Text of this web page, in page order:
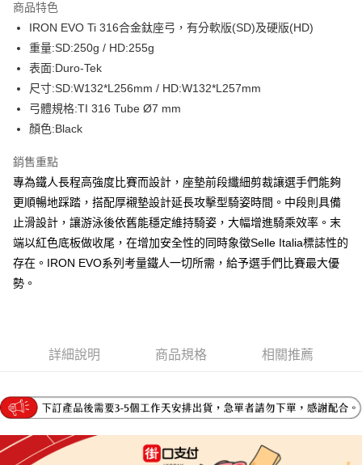
合作金庫商業銀行
華南商業銀行
彰化商業銀行
上海商業儲蓄銀行
國泰世華商業銀行
臺灣中小企業銀行
台中商業銀行
匯豐（台灣）商業銀行
聯邦商業銀行
元大商業銀行
台新國際商業銀行
台灣樂天信用卡公司
6 期 0 利率 每期
華南商業銀行
上海商業儲蓄銀行
國泰世華商業銀行
兆豐國際商業銀行
臺灣中小企業銀行
匯豐（台灣）商業銀行
元大商業銀行
玉山商業銀行
星展（台灣）商業銀行
台新國際商業銀行
台灣樂天信用卡公司
LINE Pay
Apple Pay
街口支付
悠遊付
Google Pay
大哥付你分期
相關說明
【大哥付你分期使用說明】
1.本服務由台灣大哥大提供，台灣大哥大用戶可立即使用無須另外申請。
2.付款方式選擇「大哥付你分期」，訂單成立後會自動跳轉到大哥付的交易
4.訂單成立30分鐘內，如未前往確認交易或遇審核未通過，訂單將自動取
消。如遇「轉專審核」未通過狀況，表示未達大哥付你分期系統評分，恕無
1.分期款項不併入電信帳單，「大哥付你分期」於每月結算日後寄送繳費提
醒簡訊。
2.透過簡訊連結打開帳單後，可選擇「超商條碼／台灣大直營門市／銀行轉
帳／街口支付／iPASS MONEY」等通路繳費。
１．簡單：不需註冊會員、不需綁卡、不需儲值。
【「AFTEE先享後付」結帳流程】
結帳頁面，進行簡訊認證並確認金額後，即可完成結帳。
２．訂單成立數日內，您將收到繳費通知簡訊。
運送方式
每筆NT$95，滿NT$1,800(含以上)免運費
商品特色
IRON EVO Ti 316合金鈦座弓，有分軟版(SD)及硬版(HD)
重量:SD:250g / HD:255g
表面:Duro-Tek
尺寸:SD:W132*L256mm / HD:W132*L257mm
弓體規格:TI 316 Tube Ø7 mm
顏色:Black
銷售重點
專為鐵人長程高強度比賽而設計，座墊前段纖細剪裁讓選手們能夠
更順暢地踩踏，搭配厚襯墊設計延長攻擊型騎姿時間。中段則具備
止滑設計，讓游泳後依舊能穩定維持騎姿，大幅增進騎乘效率。末
端以紅色底板做收尾，在增加安全性的同時象徵Selle Italia標誌性的
存在。IRON EVO系列考量鐵人一切所需，給予選手們比賽最大優
勢。
詳細說明 商品規格 相關推薦